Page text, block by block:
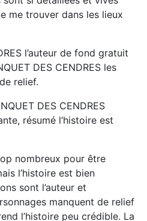
me trouver dans les lieux
l’auteur de fond gratuit
DES CENDRES les
relief.
DES CENDRES
résumé l’histoire est
nombreux pour être
l’histoire est bien
sont l’auteur et
manquent de relief
l’histoire peu crédible. La